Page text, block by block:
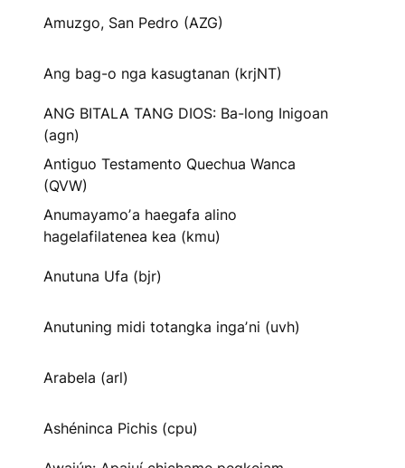
Amuzgo, San Pedro (AZG)
Ang bag-o nga kasugtanan (krjNT)
ANG BITALA TANG DIOS: Ba-long Inigoan
(agn)
Antiguo Testamento Quechua Wanca
(QVW)
Anumayamoʼa haegafa alino
hagelafilatenea kea (kmu)
Anutuna Ufa (bjr)
Anutuning midi totangka ingaʼni (uvh)
Arabela (arl)
Ashéninca Pichis (cpu)